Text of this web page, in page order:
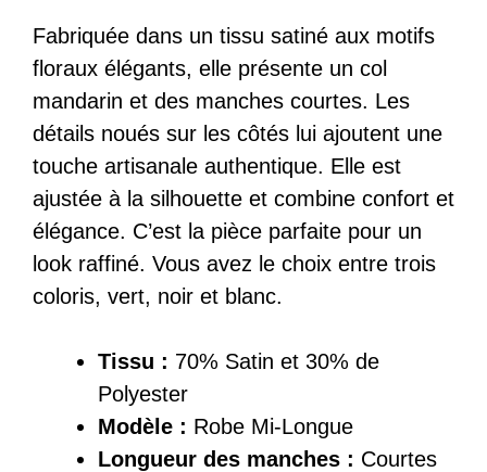
Fabriquée dans un tissu satiné aux motifs
floraux élégants, elle présente un col
mandarin et des manches courtes. Les
détails noués sur les côtés lui ajoutent une
touche artisanale authentique. Elle est
ajustée à la silhouette et combine confort et
élégance. C’est la pièce parfaite pour un
look raffiné. Vous avez le choix entre trois
coloris, vert, noir et blanc.
Tissu : 70% Satin et 30% de
Polyester
Modèle : Robe Mi-Longue
Longueur des manches : Courtes